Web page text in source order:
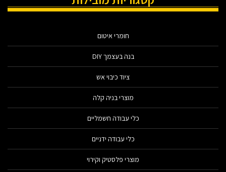
חומרי איטום
בנה בעצמך DIY
ציוד כיבוי אש
מוצרי בניה קלה
כלי עבודה חשמליים
כלי עבודה ידניים
מוצרי פלסטיק וקירוי